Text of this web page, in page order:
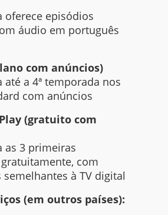
oferece episódios
áudio em português
com anúncios)
a 4ª temporada nos
com anúncios
(gratuito com
as 3 primeiras
com
à TV digital
(em outros países):